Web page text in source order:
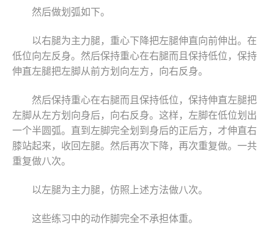
然后做划弧如下。
以右腿为主力腿，重心下降把左腿伸直向前伸出。在
低位向左反身。然后保持重心在右腿而且保持低位，保持
伸直左腿把左脚从前方划向左方，向右反身。
然后保持重心在右腿而且保持低位，保持伸直左腿把
左脚从左方划向身后，向右反身。这样，左脚在低位划出
一个半圆弧。直到左脚完全划到身后的正后方，才伸直右
膝站起来，收回左腿。然后再次下降，再次重复做。一共
重复做八次。
以左腿为主力腿，仿照上述方法做八次。
这些练习中的动作脚完全不承担体重。